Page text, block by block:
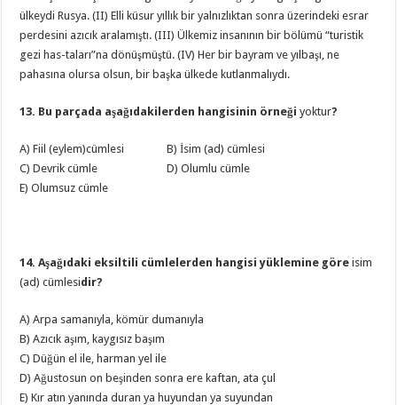
ülkeydi Rusya. (II) Elli küsur yıllık bir yalnızlıktan sonra üzerindeki esrar
perdesini azıcık aralamıştı. (III) Ülkemiz insanının bir bölümü “turistik
gezi has-taları”na dönüşmüştü. (IV) Her bir bayram ve yılbaşı, ne
pahasına olursa olsun, bir başka ülkede kutlanmalıydı.
13. Bu parçada aşağıdakilerden hangisinin örneği yoktur?
A) Fiil (eylem)cümlesi B) İsim (ad) cümlesi
C) Devrik cümle D) Olumlu cümle
E) Olumsuz cümle
14. Aşağıdaki eksiltili cümlelerden hangisi yüklemine göreisim
(ad) cümlesidir?
A) Arpa samanıyla, kömür dumanıyla
B) Azıcık aşım, kaygısız başım
C) Düğün el ile, harman yel ile
D) Ağustosun on beşinden sonra ere kaftan, ata çul
E) Kır atın yanında duran ya huyundan ya suyundan